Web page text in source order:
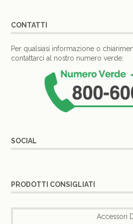
CONTATTI
Per qualsiasi informazione o
contattarci al nostro numero verde:
SOCIAL
PRODOTTI CONSIGLIATI
Accessori